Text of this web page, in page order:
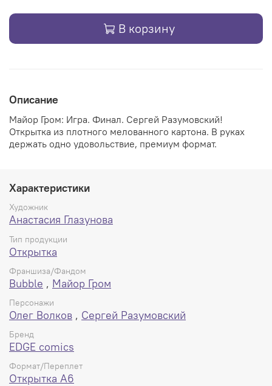
В корзину
Описание
Майор Гром: Игра. Финал. Сергей Разумовский!
Открытка из плотного мелованного картона. В руках
держать одно удовольствие, премиум формат.
Характеристики
Художник
Анастасия Глазунова
Тип продукции
Открытка
Франшиза/Фандом
Bubble , Майор Гром
Персонажи
Олег Волков , Сергей Разумовский
Бренд
EDGE comics
Формат/Переплет
Открытка А6